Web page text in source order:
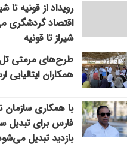
رویداد از قونیه تا
اقتصاد گردشگری
شیراز تا قونیه
طرح‌های مرمتی
همکاران
با همکاری
فارس برای تبدیل
بازدید تبدیل